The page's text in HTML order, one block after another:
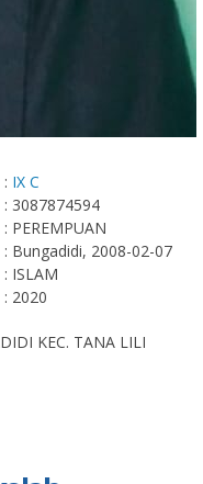
: IX C
: 3087874594
: PEREMPUAN
: Bungadidi, 2008-02-07
: ISLAM
: 2020
KEC. TANA LILI